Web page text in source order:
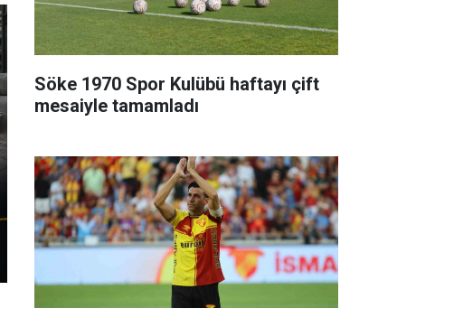
Söke 1970 Spor Kulübü haftayı çift
mesaiyle tamamladı